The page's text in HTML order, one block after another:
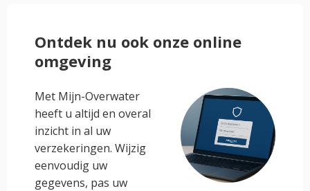
Ontdek nu ook onze online
omgeving
Met Mijn-Overwater
heeft u altijd en overal
inzicht in al uw
verzekeringen. Wijzig
eenvoudig uw
gegevens, pas uw